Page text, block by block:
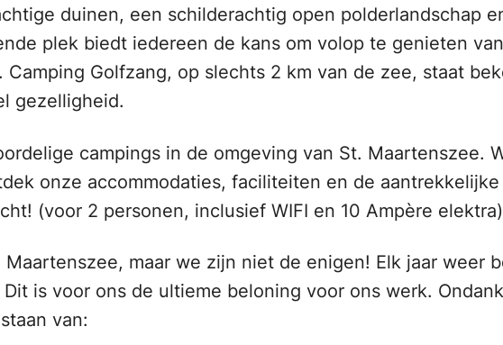
duinen, een schilderachtig open polderlandschap
plek biedt iedereen de kans om volop te genieten
Camping Golfzang, op slechts 2 km van de zee, staat
gezelligheid.
campings in de omgeving van St. Maartenszee.
onze accommodaties, faciliteiten en de
(voor 2 personen, inclusief WIFI en 10 Ampère
maar we zijn niet de enigen! Elk jaar weer
is voor ons de ultieme beloning voor ons werk.
van: